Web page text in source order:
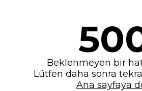
Beklenmeyen bir
Lütfen daha sonra
Ana sayfaya